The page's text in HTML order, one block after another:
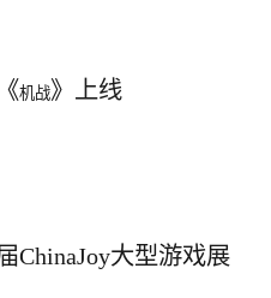
机战》上线
ChinaJoy大型游戏展